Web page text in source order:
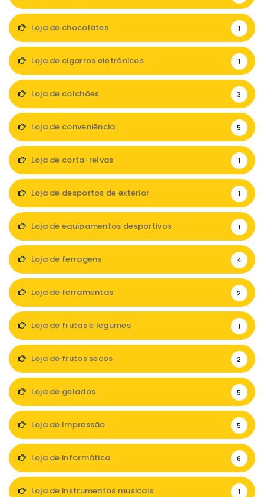
Loja de chocolates 1
Loja de cigarros eletrónicos 1
Loja de colchões 3
Loja de conveniência 5
Loja de corta-relvas 1
Loja de desportos de exterior 1
Loja de equipamentos desportivos 1
Loja de ferragens 4
Loja de ferramentas 2
Loja de frutas e legumes 1
Loja de frutos secos 2
Loja de gelados 5
Loja de Impressão 5
Loja de informática 6
Loja de instrumentos musicais 1